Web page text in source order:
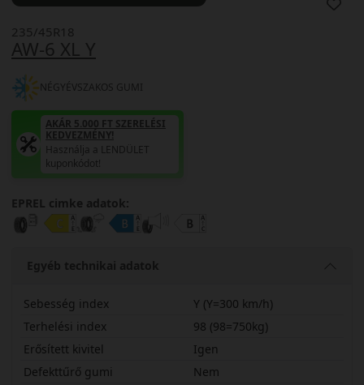
AW-6 XL Y
235/45R18
NÉGYÉVSZAKOS GUMI
AKÁR 5.000 FT SZERELÉSI
KEDVEZMÉNY!
Használja a LENDÜLET
kuponkódot!
EPREL cimke adatok:
Egyéb technikai adatok
Sebesség index
Y (Y=300 km/h)
Terhelési index
98 (98=750kg)
Erősített kivitel
Igen
Defekttűrő gumi
Nem